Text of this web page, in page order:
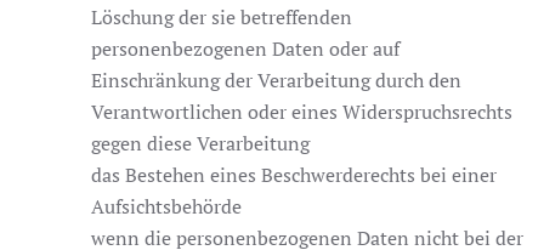
Löschung der sie betreffenden
personenbezogenen Daten oder auf
Einschränkung der Verarbeitung durch den
Verantwortlichen oder eines Widerspruchsrechts
gegen diese Verarbeitung
das Bestehen eines Beschwerderechts bei einer
Aufsichtsbehörde
wenn die personenbezogenen Daten nicht bei der